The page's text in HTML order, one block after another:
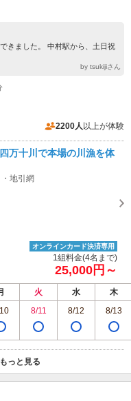
きました。 中村駅から、土日祝
by tsukijiさん
2200人 以上が体験
万十川で本場の川漁を体
地引網
オンラインカード決済専用
1組料金(4名まで)
25,000円～
火 水
木
8/11 8/12 8/13
っと見る